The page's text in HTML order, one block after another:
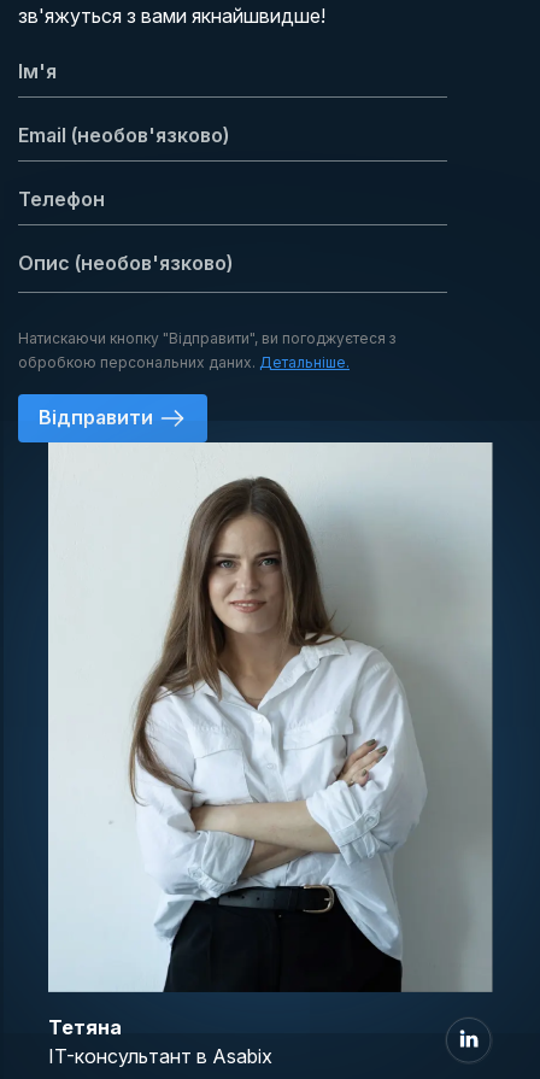
зв'яжуться з вами якнайшвидше!
Натискаючи кнопку "Відправити", ви погоджуєтеся з
обробкою персональних даних. Детальніше.
Відправити
Тетяна
IT-консультант в Asabix